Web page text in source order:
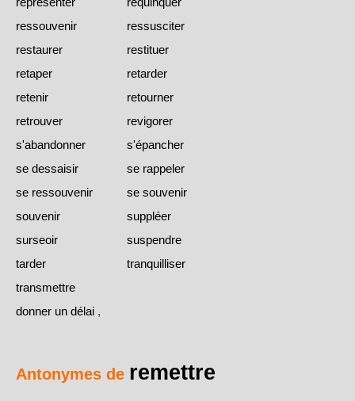
ressouvenir
ressusciter
restaurer
restituer
retaper
retarder
retenir
retourner
retrouver
revigorer
s'abandonner
s'épancher
se dessaisir
se rappeler
se ressouvenir
se souvenir
souvenir
suppléer
surseoir
suspendre
tarder
tranquilliser
transmettre
donner un délai ,
Antonymes de remettre